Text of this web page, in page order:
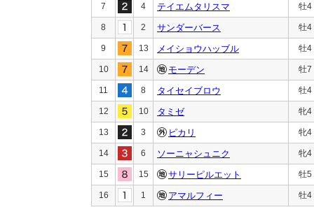
7 4 テイエムタリスマ 牡4
8 2 サンダーバース 牡4
9 13 メイショウハッブル 牡4
10 14 モーデン 牡7
11 8 タイセイブロウ 牡4
12 10 タミゼ 牝4
13 3 ピカリ 牝4
14 6 ソーニャシュニク 牝4
15 15 サリーピルエット 牡5
16 1 アマルフィー 牡4